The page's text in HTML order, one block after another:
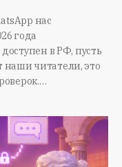
нас
года
в РФ, пусть
наши читатели, это